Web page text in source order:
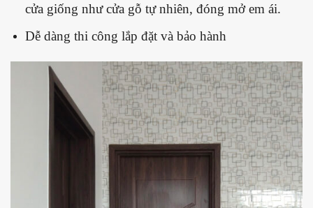
cửa giống như cửa gỗ tự nhiên, đóng mở em ái.
Dễ dàng thi công lắp đặt và bảo hành